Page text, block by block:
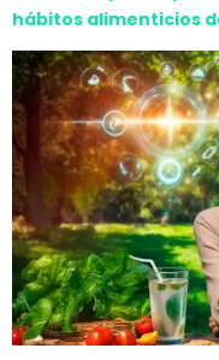
hábitos alimenticios